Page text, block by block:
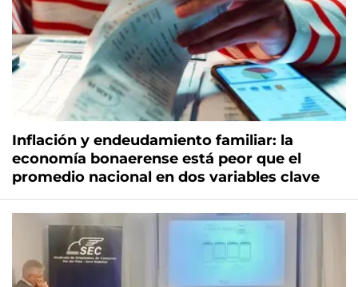
Inflación y endeudamiento familiar: la
economía bonaerense está peor que el
promedio nacional en dos variables clave